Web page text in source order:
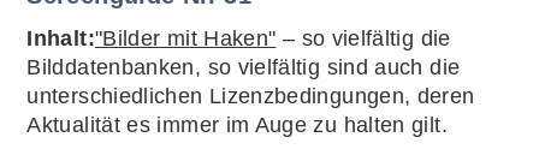
Inhalt:"Bilder mit Haken" – so vielfältig die
Bilddatenbanken, so vielfältig sind auch die
unterschiedlichen Lizenzbedingungen, deren
Aktualität es immer im Auge zu halten gilt.